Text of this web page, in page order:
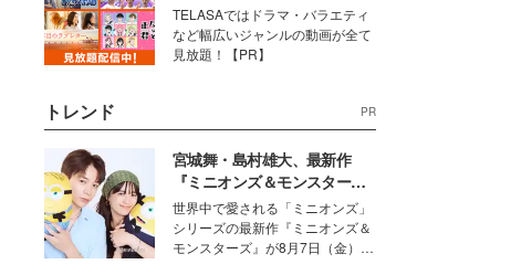
TELASAではドラマ・バラエティ
など幅広いジャンルの動画が全て
見放題！【PR】
トレンド PR
宮城舞・島村雄大、最新作
『ミニオンズ＆モンスター
ズ』の魅力熱弁 ハチャメチャ
だけじゃない“友情と絆”に感
動
世界中で愛される「ミニオンズ」
シリーズの最新作『ミニオンズ＆
モンスターズ』が8月7日（金）に